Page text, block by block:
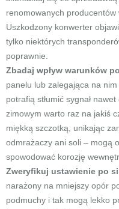
renomowanych producentów
Uszkodzony konwerter
tylko niektórych
poprawnie.
Zbadaj wpływ warunków
panelu lub zalegająca na
potrafią stłumić sygnał
zimowym warto raz na jakiś
miękką szczotką, unikając
odmrażaczy ani soli – mogą
spowodować korozję
Zweryfikuj ustawienie po
narażony na mniejszy opór
podmuchy i tak mogą lekko